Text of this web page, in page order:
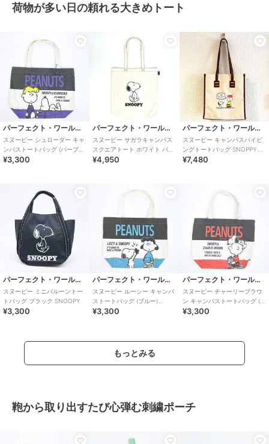
荷物が多い日の頼れる大きめトート
パーフェクト・ワールド・トーキョー
スヌーピー シュローダー キャ
ンバストートバッグ (パープル)
SNOOPY
¥3,300
パーフェクト・ワールド・トーキョー
スヌーピー サガラキャンバス
スクエアトート ホワイト バッ
グ サブバッグ
¥4,950
パーフェクト・ワールド・トーキョー
スヌーピー キャンバスパイピ
ングトートバッグ SNOPPY ア
コモデ ACCOMMODE
¥7,480
パーフェクト・ワールド・トーキョー
スヌーピー ミニバルーントー
トバッグ ブラック SNOOPY
¥3,300
パーフェクト・ワールド・トーキョー
スヌーピー ルーシー キャンバ
ストートバッグ (ブルー)
SNOOPY
¥3,300
パーフェクト・ワールド・トーキョー
スヌーピー チャーリーブラウ
ン キャンバストートバッグ (レ
ッド) SNOOPY
¥3,300
もっとみる
鞄から取り出すたび心弾む刺繍ポーチ